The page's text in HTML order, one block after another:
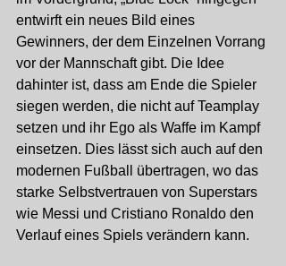
entwirft ein neues Bild eines
Gewinners, der dem Einzelnen Vorrang
vor der Mannschaft gibt. Die Idee
dahinter ist, dass am Ende die Spieler
siegen werden, die nicht auf Teamplay
setzen und ihr Ego als Waffe im Kampf
einsetzen. Dies lässt sich auch auf den
modernen Fußball übertragen, wo das
starke Selbstvertrauen von Superstars
wie Messi und Cristiano Ronaldo den
Verlauf eines Spiels verändern kann.